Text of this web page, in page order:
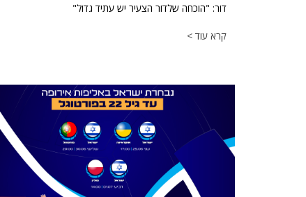
דור: "הוכחה שלדור הצעיר יש עתיד גדול"
קרא עוד >